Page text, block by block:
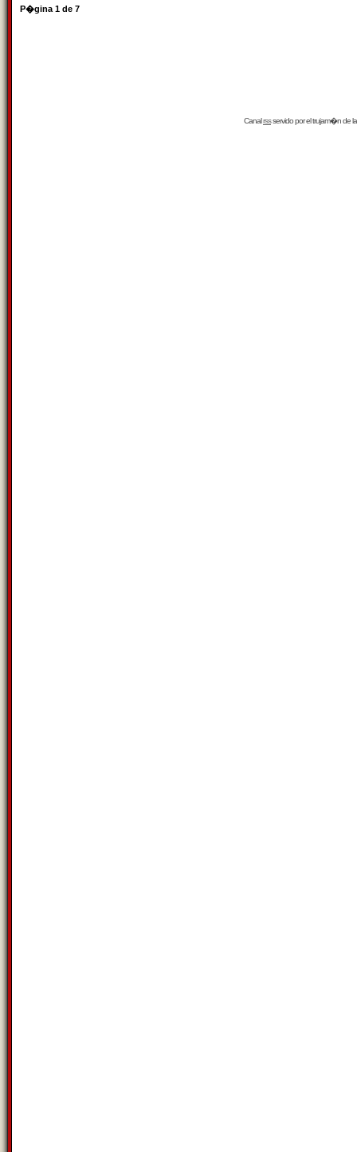
P�gina 1 de 7
Canalrssservido por eltrujam�nde